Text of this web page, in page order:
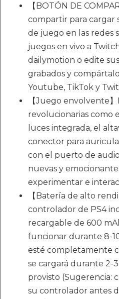
【BOTÓN DE
compartir para cargar
de juego en las redes
juegos en vivo a
dailymotion o edite
grabados y
Youtube, TikTok y
【Juego envolvente
revolucionarias como
luces integrada, el
conector para
con el puerto de
nuevas y
experimentar e
【Batería de alto
controlador de PS4
recargable de 600
funcionar durante 8-
esté completamente
se cargará durante 2-
provisto (Sugerencia:
su controlador antes